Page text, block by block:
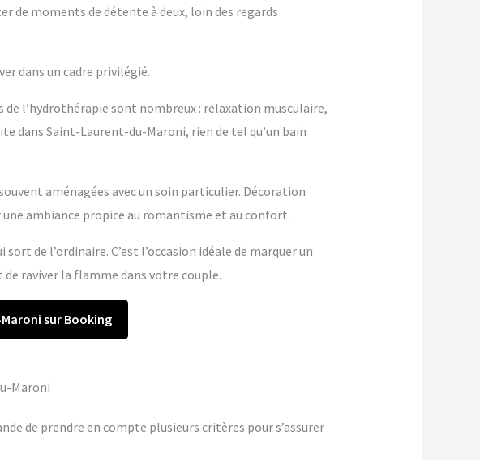
de moments de détente à deux, loin des regards
dans un cadre privilégié.
de l’hydrothérapie sont nombreux : relaxation musculaire,
dans Saint-Laurent-du-Maroni, rien de tel qu’un bain
aménagées avec un soin particulier. Décoration
ambiance propice au romantisme et au confort.
de l’ordinaire. C’est l’occasion idéale de marquer un
raviver la flamme dans votre couple.
sur Booking
Maroni
de prendre en compte plusieurs critères pour s’assurer